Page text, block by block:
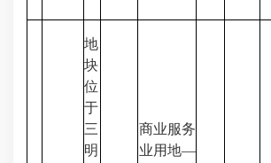
地
块
位
于
三
明
商业服务
业用地—